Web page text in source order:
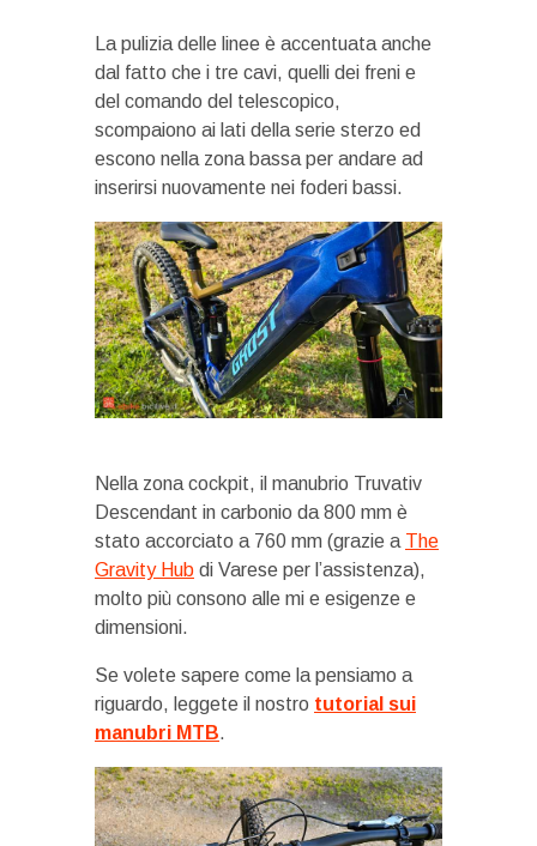
La pulizia delle linee è accentuata anche
dal fatto che i tre cavi, quelli dei freni e
del comando del telescopico,
scompaiono ai lati della serie sterzo ed
escono nella zona bassa per andare ad
inserirsi nuovamente nei foderi bassi.
Nella zona cockpit, il manubrio Truvativ
Descendant in carbonio da 800 mm è
stato accorciato a 760 mm (grazie a The
Gravity Hub di Varese per l’assistenza),
molto più consono alle mi e esigenze e
dimensioni.
Se volete sapere come la pensiamo a
riguardo, leggete il nostro tutorial sui
manubri MTB.